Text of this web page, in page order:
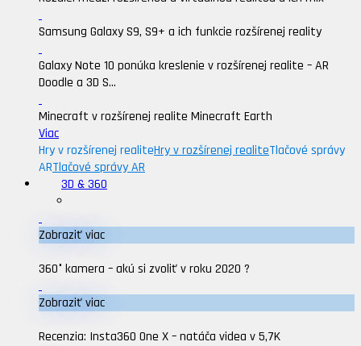
Samsung Galaxy S9, S9+ a ich funkcie rozšírenej reality
Galaxy Note 10 ponúka kreslenie v rozšírenej realite – AR
Doodle a 3D S...
Minecraft v rozšírenej realite Minecraft Earth
Viac
Hry v rozšírenej realiteHry v rozšírenej realiteTlačové správy
ARTlačové správy AR
3D & 360
Zobraziť viac
360° kamera – akú si zvoliť v roku 2020 ?
Zobraziť viac
Recenzia: Insta360 One X – natáča videa v 5,7K